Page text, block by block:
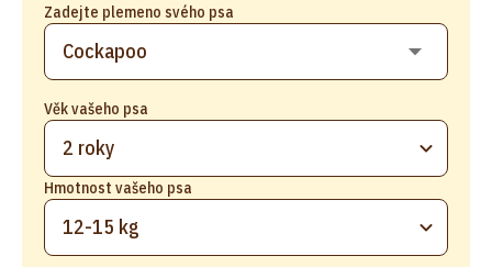
Zadejte plemeno svého psa
Věk vašeho psa
2 roky
Hmotnost vašeho psa
12-15 kg